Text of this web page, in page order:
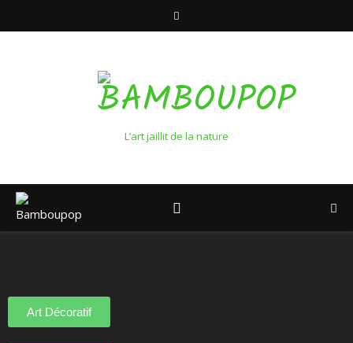
L’art jaillit de la nature
Art Décoratif